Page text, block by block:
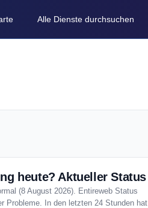
Alle Dienste durchsuchen
heute? Aktueller Status
(8 August 2026). Entireweb Status
Probleme. In den letzten 24 Stunden hat